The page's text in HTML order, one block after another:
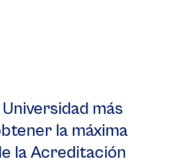
Universidad más
la máxima
la Acreditación